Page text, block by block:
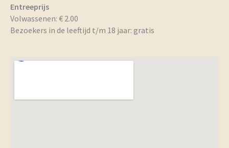
Entreeprijs
Volwassenen: € 2.00
Bezoekers in de leeftijd t/m 18 jaar: gratis